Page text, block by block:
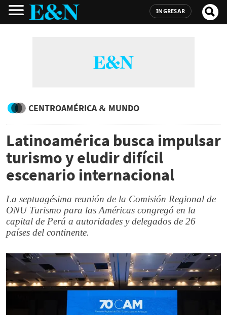
INGRESAR
CENTROAMÉRICA & MUNDO
Latinoamérica busca impulsar
turismo y eludir difícil
escenario internacional
La septuagésima reunión de la Comisión Regional de
ONU Turismo para las Américas congregó en la
capital de Perú a autoridades y delegados de 26
países del continente.